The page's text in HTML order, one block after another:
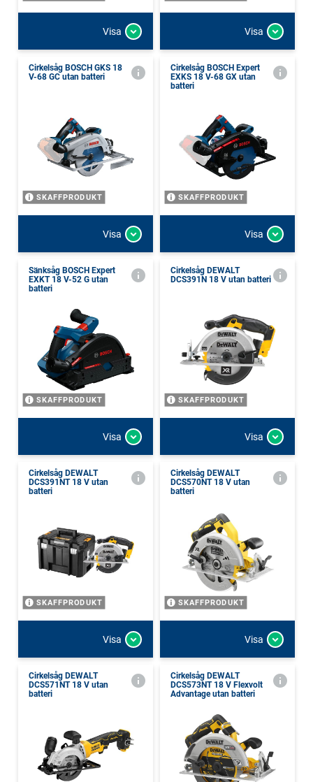
Visa Visa
Cirkelsåg BOSCH GKS 18
V-68 GC utan batteri
SKAFFPRODUKT
Visa
Cirkelsåg BOSCH Expert
EXKS 18 V-68 GX utan
batteri
SKAFFPRODUKT
Visa
Sänksåg BOSCH Expert
EXKT 18 V-52 G utan
batteri
SKAFFPRODUKT
Visa
Cirkelsåg DEWALT
DCS391N 18 V utan batteri
SKAFFPRODUKT
Visa
Cirkelsåg DEWALT
DCS391NT 18 V utan
batteri
SKAFFPRODUKT
Visa
Cirkelsåg DEWALT
DCS570NT 18 V utan
batteri
SKAFFPRODUKT
Visa
Cirkelsåg DEWALT
DCS571NT 18 V utan
batteri
Cirkelsåg DEWALT
DCS573NT 18 V Flexvolt
Advantage utan batteri